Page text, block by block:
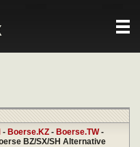
- Boerse.KZ - Boerse.TW-
BZ/SX/SH Alternative